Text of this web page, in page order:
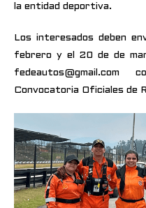
la entidad deportiva.
Los interesados deben
febrero y el 20 de de
Convocatoria Oficiales de